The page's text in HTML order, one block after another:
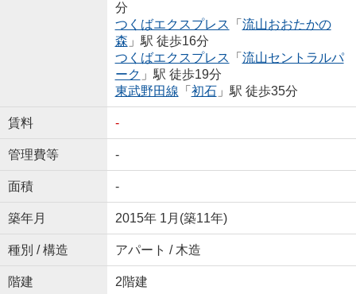
分
つくばエクスプレス 「 流山おおたかの
森 」駅 徒歩16分
つくばエクスプレス 「 流山セントラルパ
ーク 」駅 徒歩19分
東武野田線 「 初石」駅 徒歩35分
賃料 -
管理費等 -
面積 -
築年月 2015年 1月(築11年)
種別 / 構造 アパート / 木造
階建 2階建